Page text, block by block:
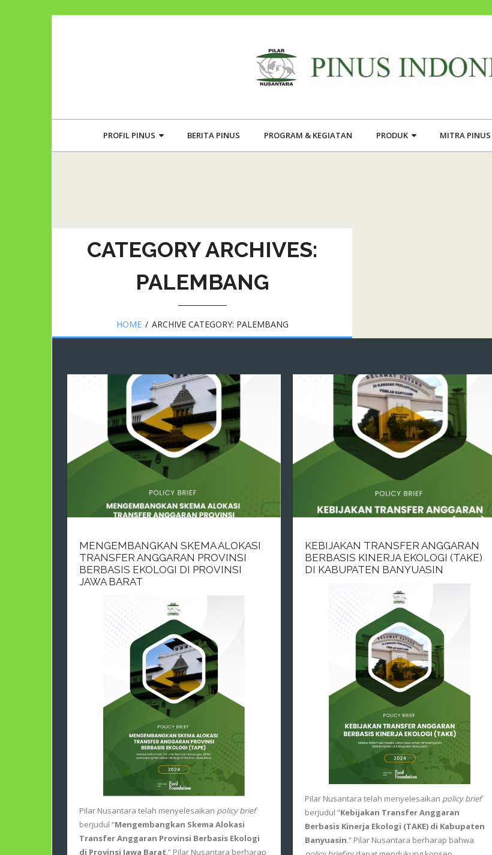
PROFIL PINUS BERITA PINUS PROGRAM & KEGIATAN PRODUK MITRA PINUS
CATEGORY ARCHIVES:
PALEMBANG
HOME / ARCHIVE CATEGORY: PALEMBANG
MENGEMBANGKAN SKEMA ALOKASI
TRANSFER ANGGARAN PROVINSI
BERBASIS EKOLOGI DI PROVINSI
JAWA BARAT
Pilar Nusantara telah menyelesaikan policy brief
berjudul “Mengembangkan Skema Alokasi
Transfer Anggaran Provinsi Berbasis Ekologi
di Provinsi Jawa Barat.” Pilar Nusantara berharap
KEBIJAKAN TRANSFER ANGGARAN
BERBASIS KINERJA EKOLOGI (TAKE)
DI KABUPATEN BANYUASIN
Pilar Nusantara telah menyelesaikan policy brief
berjudul “Kebijakan Transfer Anggaran
Berbasis Kinerja Ekologi (TAKE) di Kabupaten
Banyuasin.” Pilar Nusantara berharap bahwa